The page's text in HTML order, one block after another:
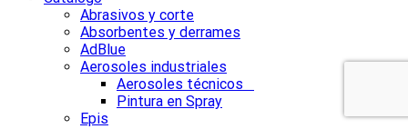
Abrasivos y corte
Absorbentes y derrames
AdBlue
Aerosoles industriales
Aerosoles técnicos
Pintura en Spray
Epis